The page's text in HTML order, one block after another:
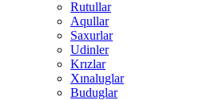
Rutullar
Aqullar
Saxurlar
Udinler
Krızlar
Xınaluglar
Buduglar